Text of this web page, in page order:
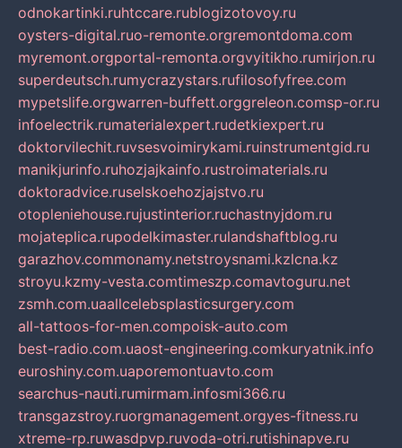
odnokartinki.ruhtccare.rublogizotovoy.ru
oysters-digital.ruo-remonte.orgremontdoma.com
myremont.orgportal-remonta.orgvyitikho.rumirjon.ru
superdeutsch.rumycrazystars.rufilosofyfree.com
mypetslife.orgwarren-buffett.orggreleon.comsp-or.ru
infoelectrik.rumaterialexpert.rudetkiexpert.ru
doktorvilechit.ruvsesvoimirykami.ruinstrumentgid.ru
manikjurinfo.ruhozjajkainfo.rustroimaterials.ru
doktoradvice.ruselskoehozjajstvo.ru
otopleniehouse.rujustinterior.ruchastnyjdom.ru
mojateplica.rupodelkimaster.rulandshaftblog.ru
garazhov.commonamy.netstroysnami.kzlcna.kz
stroyu.kzmy-vesta.comtimeszp.comavtoguru.net
zsmh.com.uaallcelebsplasticsurgery.com
all-tattoos-for-men.compoisk-auto.com
best-radio.com.uaost-engineering.comkuryatnik.info
euroshiny.com.uaporemontuavto.com
searchus-nauti.rumirmam.infosmi366.ru
transgazstroy.ruorgmanagement.orgyes-fitness.ru
xtreme-rp.ruwasdpvp.ruvoda-otri.rutishinapve.ru